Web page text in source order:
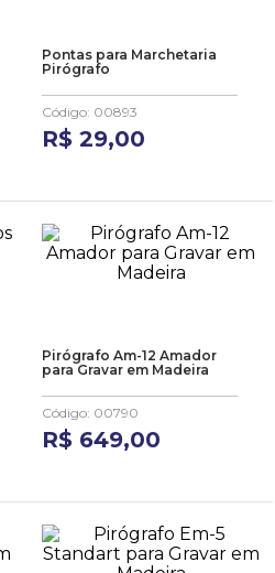
Pontas para Marchetaria
Pirógrafo
Código: 00893
R$ 29,00
Pirógrafo Am-12 Amador
para Gravar em Madeira
Código: 00790
R$ 649,00